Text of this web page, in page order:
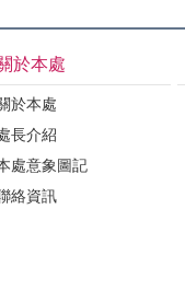
於本處
於本處
長介紹
處意象圖記
絡資訊